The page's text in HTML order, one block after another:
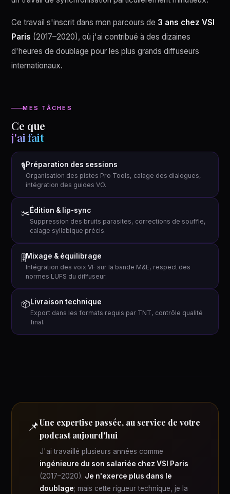
Ce travail s'inscrit dans mon parcours de 3 ans chez VSI
Paris (2017–2020), où j'ai contribué à des dizaines
d'heures de doublage pour les plus grands diffuseurs
internationaux.
MES TÂCHES
Ce que
j'ai fait
🎙Préparation des sessions
Organisation des pistes Pro Tools, calage des dialogues,
intégration des guides VO.
✂️Édition & lip-sync
Suppression des bruits parasites, corrections de souffle,
calage syllabique précis.
🎚 Mixage & équilibrage
Intégration des voix VF sur la bande M&E, respect des
normes LUFS du diffuseur.
📦Livraison technique
Export dans les formats requis par TNT, contrôle qualité
final.
📌Une expertise passée, au service de votre
podcast aujourd'hui
J'ai travaillé plusieurs années comme
ingénieure du son salariée chez VSI Paris
(2017–2020). Je n'exerce plus dans le
doublage; mais cette rigueur technique, je la